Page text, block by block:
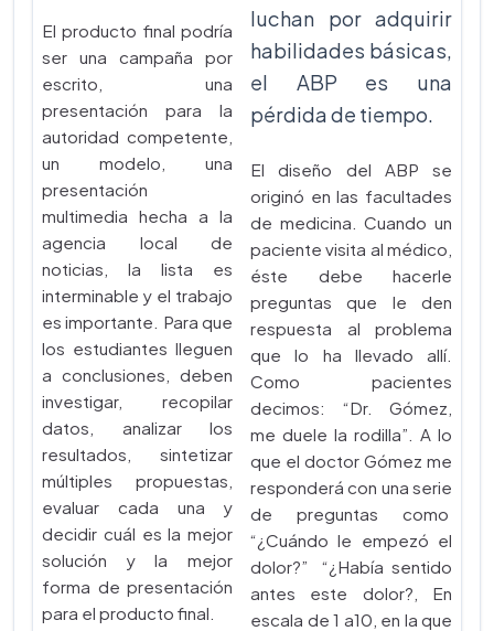
El producto final podría
ser una campaña por
escrito, una
presentación para la
autoridad competente,
un modelo, una
presentación
multimedia hecha a la
agencia local de
noticias, la lista es
interminable y el trabajo
es importante. Para que
los estudiantes lleguen
a conclusiones, deben
investigar, recopilar
datos, analizar los
resultados, sintetizar
múltiples propuestas,
evaluar cada una y
decidir cuál es la mejor
solución y la mejor
forma de presentación
para el producto final.
luchan por adquirir
habilidades básicas,
el ABP es una
pérdida de tiempo.
El diseño del ABP se
originó en las facultades
de medicina. Cuando un
paciente visita al médico,
éste debe hacerle
preguntas que le den
respuesta al problema
que lo ha llevado allí.
Como pacientes
decimos: “Dr. Gómez,
me duele la rodilla”. A lo
que el doctor Gómez me
responderá con una serie
de preguntas como
“¿Cuándo le empezó el
dolor?” “¿Había sentido
antes este dolor?, En
escala de 1 a10, en la que